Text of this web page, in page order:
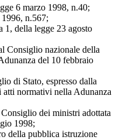
6 marzo 1998, n.40;
n.567;
1, della legge 23 agosto
Consiglio nazionale della
del 10 febbraio
di Stato, espresso dalla
atti normativi nella Adunanza
dei ministri adottata
1998;
della pubblica istruzione